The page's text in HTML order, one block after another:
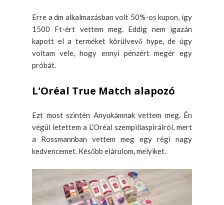
Erre a dm alkalmazásban volt 50%-os kupon, így
1500 Ft-ért vettem meg. Eddig nem igazán
kapott el a terméket körülvevő hype, de úgy
voltam vele, hogy ennyi pénzért megér egy
próbát.
L'Oréal True Match alapozó
Ezt most szintén Anyukámnak vettem meg. Én
végül letettem a L'Oréal szempillaspirálról, mert
a Rossmannban vettem meg egy régi nagy
kedvencemet. Később elárulom, melyiket.